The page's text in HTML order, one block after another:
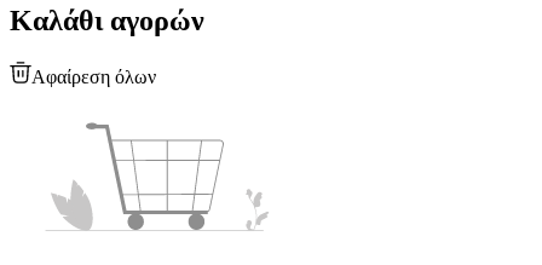
Καλάθι αγορών
Αφαίρεση όλων